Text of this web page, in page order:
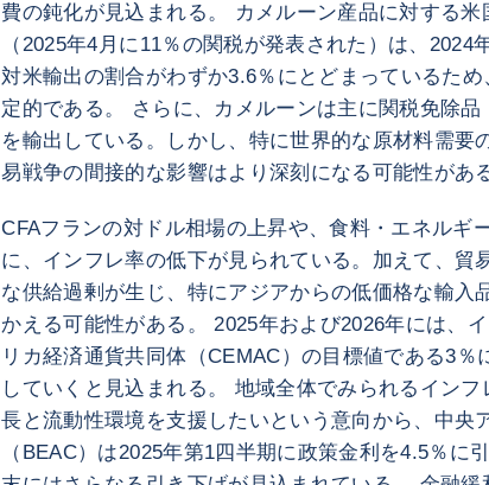
費の鈍化が見込まれる。 カメルーン産品に対する米
（2025年4月に11％の関税が発表された）は、2024
対米輸出の割合がわずか3.6％にとどまっているた
定的である。 さらに、カメルーンは主に関税免除品
を輸出している。しかし、特に世界的な原材料需要
易戦争の間接的な影響はより深刻になる可能性がある
CFAフランの対ドル相場の上昇や、食料・エネルギ
に、インフレ率の低下が見られている。加えて、貿
な供給過剰が生じ、特にアジアからの低価格な輸入
かえる可能性がある。 2025年および2026年には、
リカ経済通貨共同体（CEMAC）の目標値である3％
していくと見込まれる。 地域全体でみられるイン
長と流動性環境を支援したいという意向から、中央
（BEAC）は2025年第1四半期に政策金利を4.5％に